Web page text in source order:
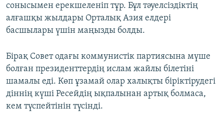
сонысымен ерекшеленіп тұр. Бұл тәуелсіздіктің
алғашқы жылдары Орталық Азия елдері
басшылары үшін маңызды болды.
Бірақ Совет одағы коммунистік партиясына мүше
болған президенттердің ислам жайлы білетіні
шамалы еді. Көп ұзамай олар халықты біріктірудегі
діннің күші Ресейдің ықпалынан артық болмаса,
кем түспейтінін түсінді.